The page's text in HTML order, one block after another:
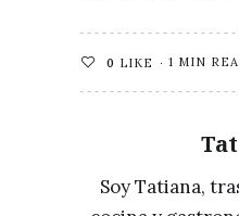
0 LIKE 1 MIN
Soy Tatiana,